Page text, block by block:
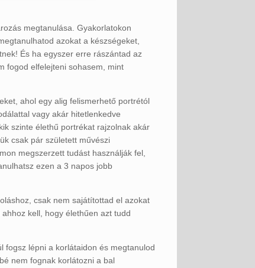
megtanulása. Gyakorlatokon
azokat a készségeket,
És ha egyszer erre rászántad az
fogod elfelejteni sohasem, mint
ahol egy alig felismerhető portrétól
vagy akár hitetlenkedve
szinte élethű portrékat rajzolnak akár
csak pár született művészi
megszerzett tudást használják fel,
ezen a 3 napos jobb
csak nem sajátítottad el azokat
kell, hogy élethűen azt tudd
fogsz lépni a korlátaidon és megtanulod
nem fognak korlátozni a bal